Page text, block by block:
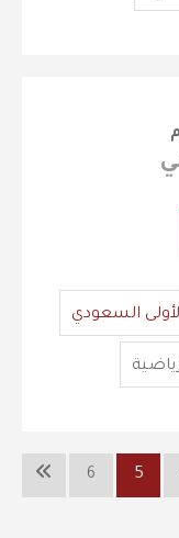
السعودي
5
6